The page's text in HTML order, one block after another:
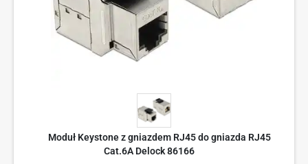
Moduł Keystone z gniazdem RJ45 do gniazda RJ45
Cat.6A Delock 86166